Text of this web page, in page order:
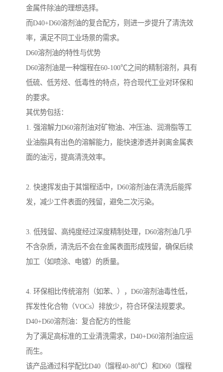
金属件除油的理想选择。
而D40+D60溶剂油的复合配方，则进一步提升了清洗效
率，满足不同工业场景的需求。
D60溶剂油的特性与优势
D60溶剂油是一种馏程在60-100℃之间的精制溶剂，具有
低硫、低芳烃、低毒性的特点，符合现代工业对环保和
的要求。
其优势包括：
1. 强溶解力D60溶剂油对矿物油、冲压油、润滑脂等工
业油脂具有出色的溶解能力，能快速渗透并剥离金属表
面的油污，提高清洗效率。
2. 快速挥发由于其馏程适中，D60溶剂油在清洗后能挥
发，减少工件表面的残留，避免二次污染。
3. 低残留、高纯度经过深度精制处理，D60溶剂油几乎
不含杂质，清洗后不会在金属表面形成残留，确保后续
加工（如喷涂、电镀）的质量。
4. 环保相比传统溶剂（如苯、），D60溶剂油毒性低，
挥发性化合物（VOCs）排放少，符合环保法规要求。
D40+D60溶剂油：复合配方的性能
为了满足高标准的工业清洗需求，D40+D60溶剂油应运
而生。
该产品通过科学配比D40（馏程40-80℃）和D60（馏程